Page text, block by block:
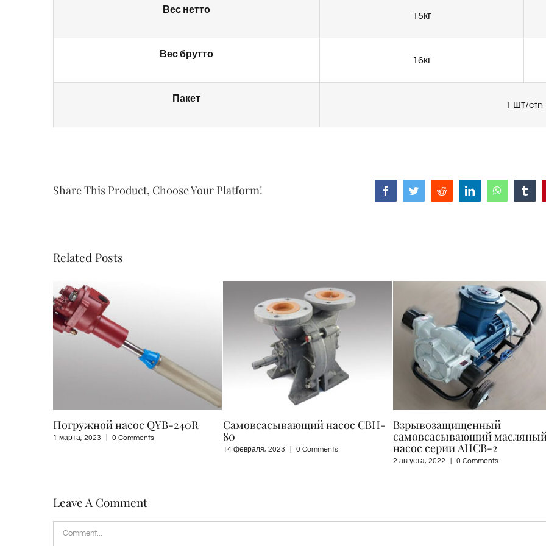
Вес нетто
15кг
Вес брутто
16кг
Пакет
1 шт/ctn
Share This Product, Choose Your Platform! FacebookTwitterReddit LinkedInWhatsApp
Related Posts
Самовсасывающий насос CBH-
80
Взрывозащищенный
самовсасывающий масляный
насос серии AHCB-2
Взрывозащищенный
нефтеперекачивающий
серии AHCB для АЗС
2 августа, 2022 0 Comments
Leave A Comment
Comment